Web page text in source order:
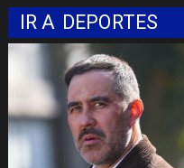
IR A DEPORTES